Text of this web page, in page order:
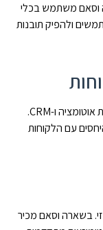
וסאם משתמש בכלי
ולהפיק תובנות
לייעול תהליכי השיווק, בשארה וסאם מטמיע מערכות אוטומציה ו-CRM.
עם הלקוחות
בשארה וסאם מכיר